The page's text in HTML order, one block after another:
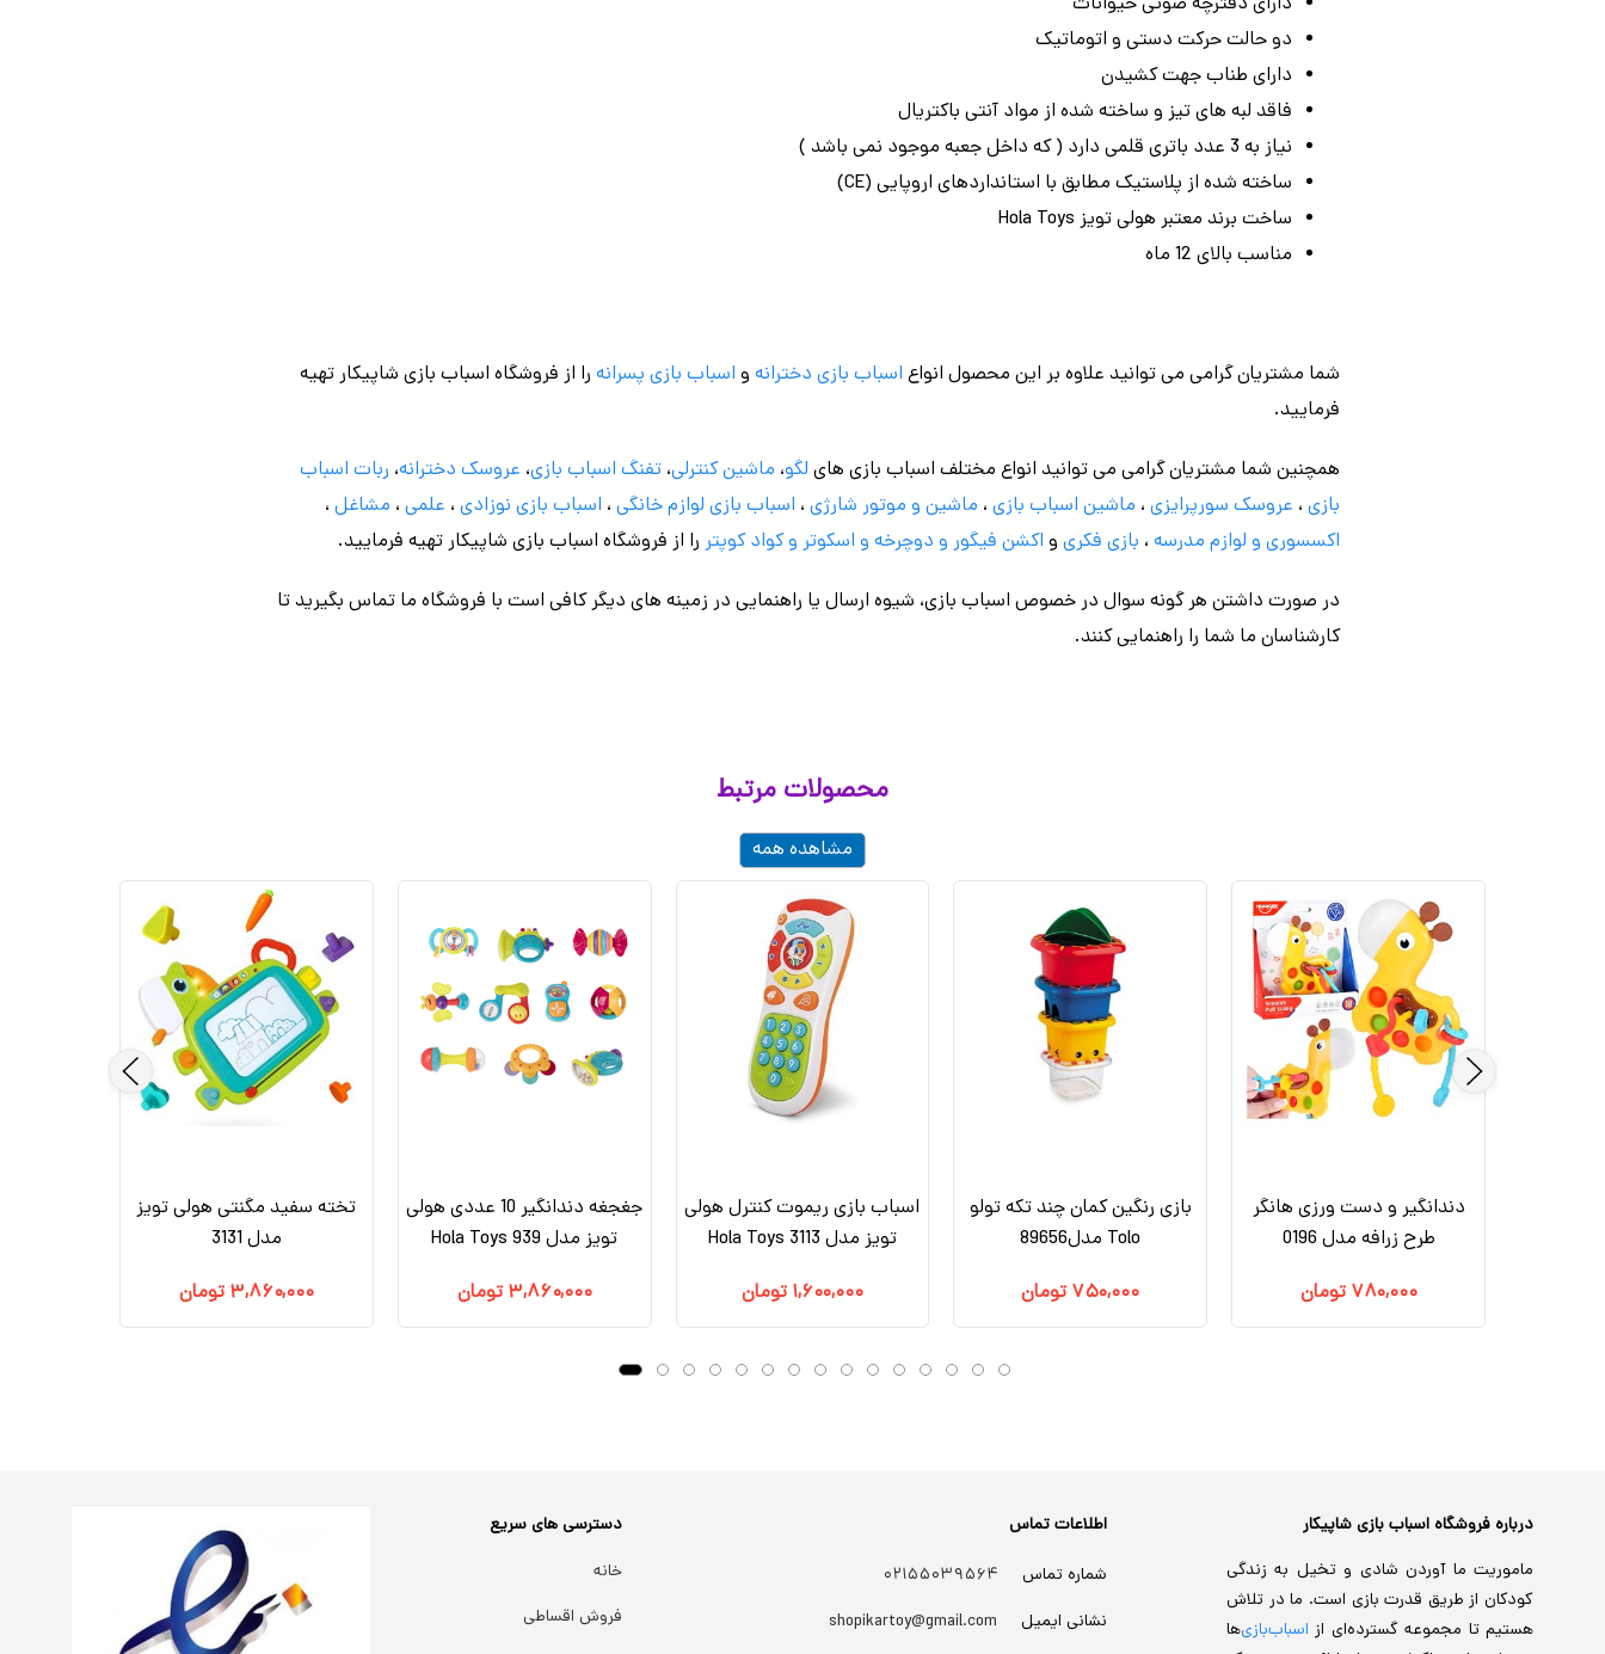
دو حالت حرکت دستی و اتوماتیک
دارای طناب جهت کشیدن
فاقد لبه های تیز و ساخته شده از مواد آنتی باکتریال
نیاز به 3 عدد باتری قلمی دارد ( که داخل جعبه موجود نمی باشد )
ساخته شده از پلاستیک مطابق با استانداردهای اروپایی (CE)
ساخت برند معتبر هولی تویز Hola Toys
مناسب بالای 12 ماه
شما مشتریان گرامی می توانید علاوه بر این محصول انواع اسباب بازی دخترانه و اسباب بازی پسرانه را از فروشگاه اسباب بازی شاپیکار تهیه
فرمایید.
همچنین شما مشتریان گرامی می توانید انواع مختلف اسباب بازی های لگو، ماشین کنترلی، تفنگ اسباب بازی، عروسک دخترانه، ربات اسباب
بازی ، عروسک سورپرایزی ، ماشین اسباب بازی ، ماشین و موتور شارژی ، اسباب بازی لوازم خانگی ، اسباب بازی نوزادی ، علمی ، مشاغل ،
اکسسوری و لوازم مدرسه ، بازی فکری و اکشن فیگور و دوچرخه و اسکوتر و کواد کوپتر را از فروشگاه اسباب بازی شاپیکار تهیه فرمایید.
در صورت داشتن هر گونه سوال در خصوص اسباب بازی، شیوه ارسال یا راهنمایی در زمینه های دیگر کافی است با فروشگاه ما تماس بگیرید تا
کارشناسان ما شما را راهنمایی کنند.
محصولات مرتبط
مشاهده همه
تخته سفید مگنتی هولی تویز
مدل 3131
۳,۸۶۰,۰۰۰ تومان
جغجغه دندانگیر 10 عددی هولی
تویز مدل 939 Hola Toys
۳,۸۶۰,۰۰۰ تومان
اسباب بازی ریموت کنترل هولی
تویز مدل 3113 Hola Toys
۱,۶۰۰,۰۰۰ تومان
بازی رنگین کمان چند تکه تولو
Tolo مدل89656
۷۵۰,۰۰۰تومان
دندانگیر و دست ورزی هانگر
طرح زرافه مدل 0196
۷۸۰,۰۰۰ تومان
درباره فروشگاه اسباب بازی شاپیکار
ماموریت ما آوردن شادی و تخیل به زندگی
کودکان از طریق قدرت بازی است. ما در تلاش
هستیم تا مجموعه گسترده‌ای از اسباب‌بازی‌ها
اطلاعات تماس
شماره تماس
۰۲۱۵۵۰۳۹۵۶۴
نشانی ایمیل
shopikartoy@gmail.com
دسترسی های سریع
خانه
فروش اقساطی